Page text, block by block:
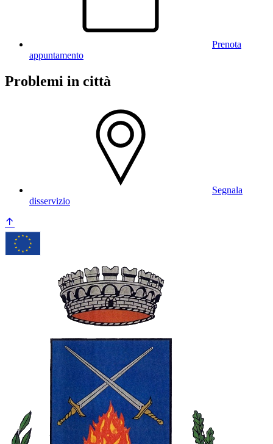
Prenota
appuntamento
Problemi in città
Segnala
disservizio